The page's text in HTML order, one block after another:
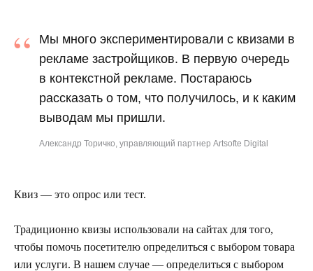
“
Мы много экспериментировали с квизами в
рекламе застройщиков. В первую очередь
в контекстной рекламе. Постараюсь
рассказать о том, что получилось, и к каким
выводам мы пришли.
Александр Торичко, управляющий партнер Artsofte Digital
Квиз — это опрос или тест.
Традиционно квизы использовали на сайтах для того,
чтобы помочь посетителю определиться с выбором товара
или услуги. В нашем случае — определиться с выбором